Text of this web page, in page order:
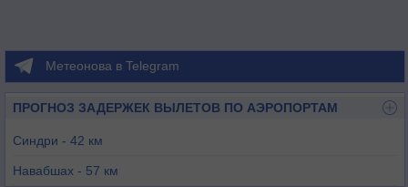
Метеонова в Telegram
ПРОГНОЗ ЗАДЕРЖЕК ВЫЛЕТОВ ПО АЭРОПОРТАМ
Синдри - 42 км
Навабшах - 57 км